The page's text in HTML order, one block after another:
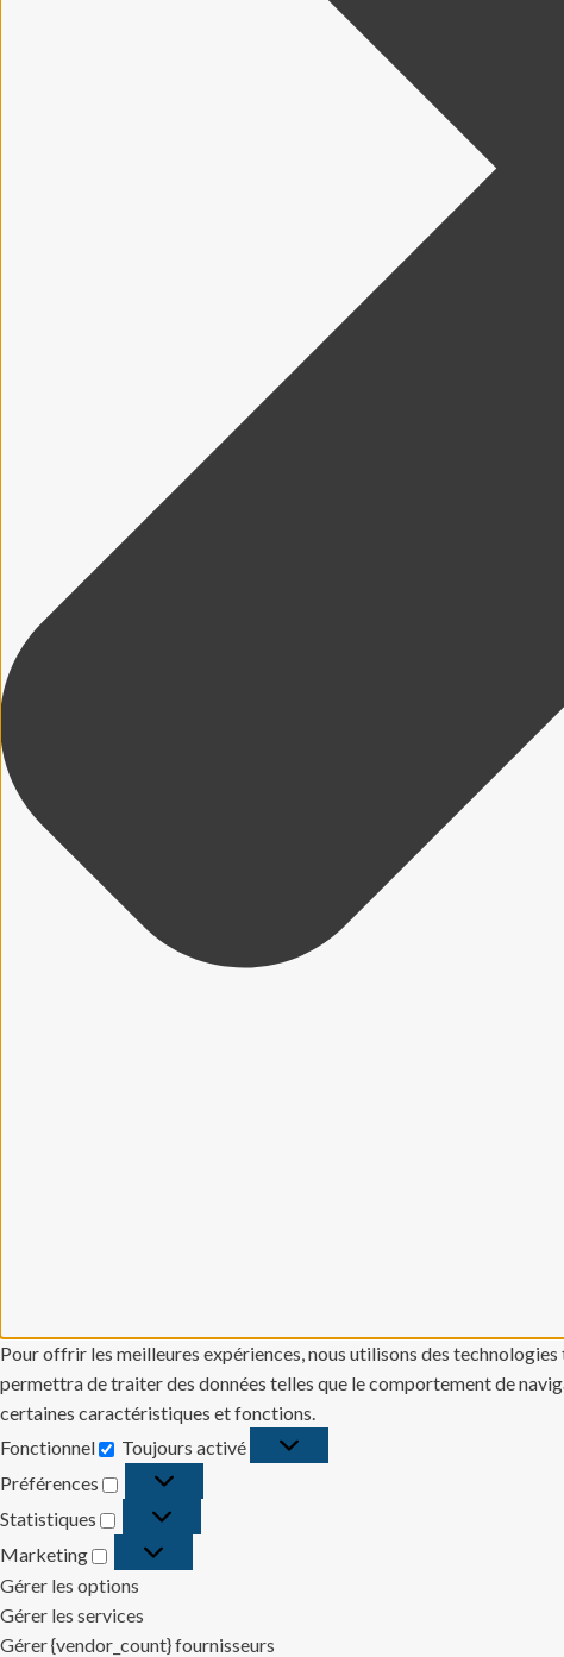
Pour offrir les meilleures expériences, nous utilisons des
permettra de traiter des données telles que le comportement de
certaines caractéristiques et fonctions.
Fonctionnel
Fonctionnel
Toujours activé
Préférences
Préférences
Statistiques
Statistiques
Marketing
Marketing
Gérer les options
Gérer les services
Gérer {vendor_count} fournisseurs